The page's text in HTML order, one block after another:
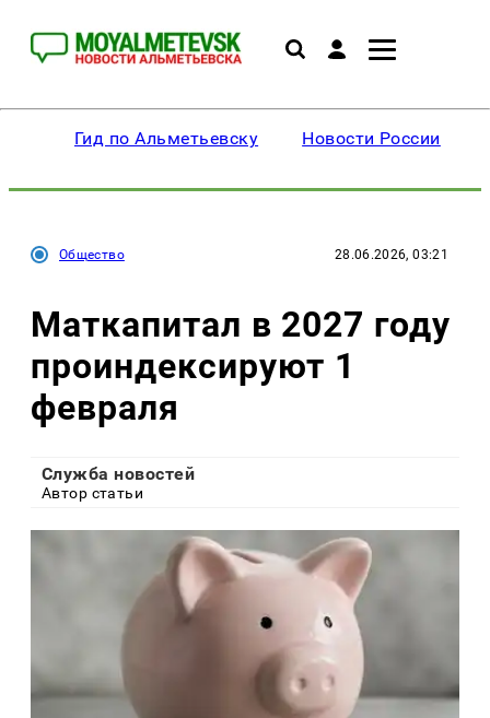
Гид по Альметьевску Новости России
Общество 28.06.2026, 03:21
Маткапитал в 2027 году
проиндексируют 1
февраля
Служба новостей
Автор статьи